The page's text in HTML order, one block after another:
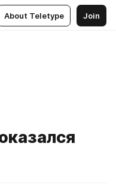
About Teletype Join